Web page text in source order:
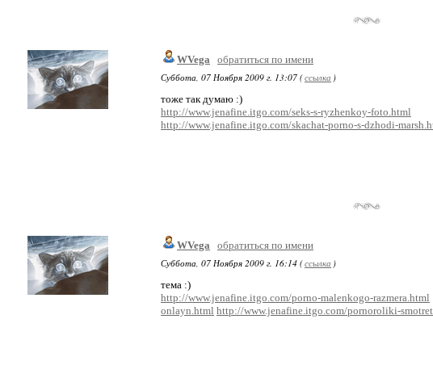
WVega
обратиться по имени
Суббота, 07 Ноября 2009 г. 13:07 (ссылка )
тоже так думаю :)
http://www.jenafine.itgo.com/seks-s-ryzhenkoy-foto.html
http://www.jenafine.itgo.com/skachat-porno-s-dzhodi-
WVega
обратиться по имени
Суббота, 07 Ноября 2009 г. 16:14 (ссылка )
тема :)
http://www.jenafine.itgo.com/porno-malenkogo-razmera.html
onlayn.html http://www.jenafine.itgo.com/pornoroliki-